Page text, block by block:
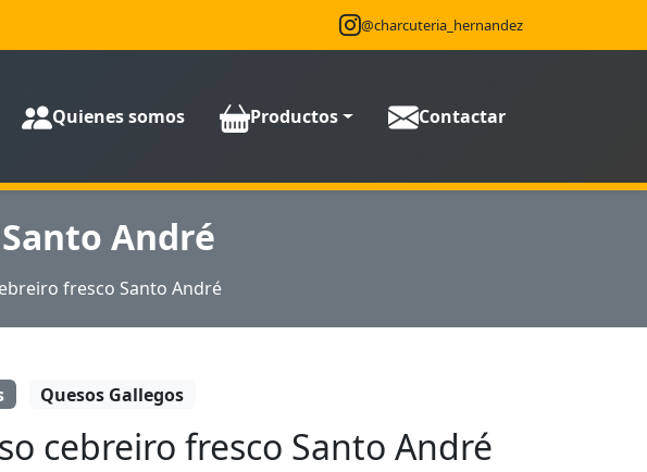
@charcuteria_hernandez
Quienes somos Productos Contactar
André
fresco Santo André
Quesos Gallegos
cebreiro fresco Santo André